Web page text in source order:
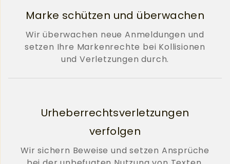
Marke schützen und überwachen
Wir überwachen neue Anmeldungen und
setzen Ihre Markenrechte bei Kollisionen
und Verletzungen durch.
Urheberrechtsverletzungen
verfolgen
Wir sichern Beweise und setzen Ansprüche